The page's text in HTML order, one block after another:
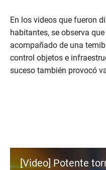
En los videos que fueron
habitantes, se observa
acompañado de una
control objetos e
suceso también provocó
[Video] Potente